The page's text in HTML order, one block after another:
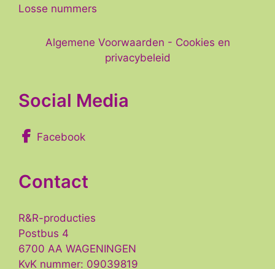
Losse nummers
Algemene Voorwaarden - Cookies en
privacybeleid
Social Media
Facebook
Contact
R&R-producties
Postbus 4
6700 AA WAGENINGEN
KvK nummer: 09039819